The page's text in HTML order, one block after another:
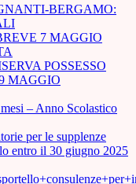
BERGAMO:
7 MAGGIO
POSSESSO
MAGGIO
– Anno Scolastico
per le supplenze
entro il 30 giugno 2025